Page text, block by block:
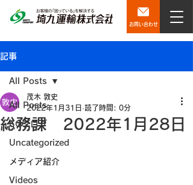
お問い合わせ
記事
All Posts
SQブログ
Uncategorized
メディア紹介
Videos
All Posts
総務課 2022年1月28日
茂木 敦史
2022年1月31日 読了時間: 0分